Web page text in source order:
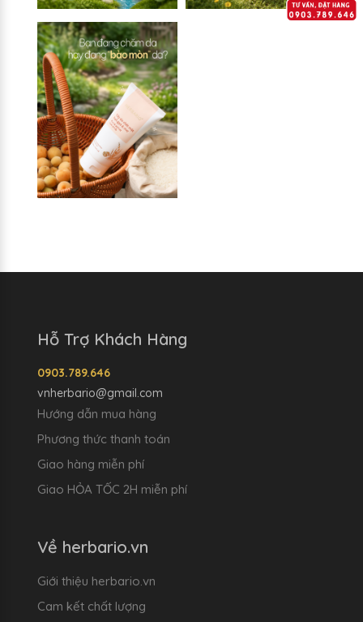
Hỗ Trợ Khách Hàng
0903.789.646
vnherbario@gmail.com
Hướng dẫn mua hàng
Phương thức thanh toán
Giao hàng miễn phí
Giao HỎA TỐC 2H miễn phí
Về herbario.vn
Giới thiệu herbario.vn
Cam kết chất lượng